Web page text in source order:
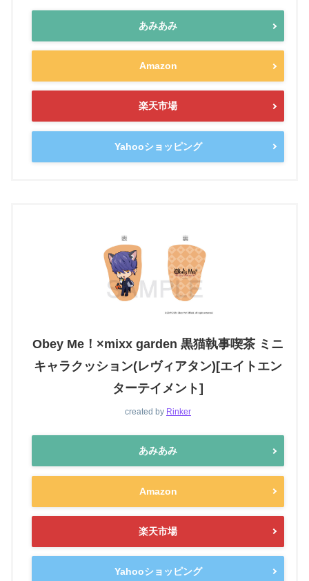
あみあみ
Amazon
楽天市場
Yahooショッピング
Obey Me！×mixx garden 黒猫執事喫茶 ミニ
キャラクッション(レヴィアタン)[エイトエン
ターテイメント]
created by Rinker
あみあみ
Amazon
楽天市場
Yahooショッピング